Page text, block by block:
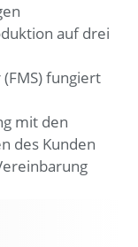
auf drei
fungiert
mit den
des Kunden